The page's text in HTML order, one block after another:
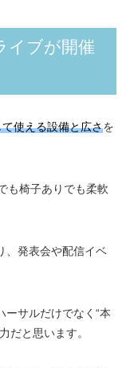
イブが開催
使える設備と広さを
も椅子ありでも柔軟
、発表会や配信イベ
ーサルだけでなく“本
だと思います。